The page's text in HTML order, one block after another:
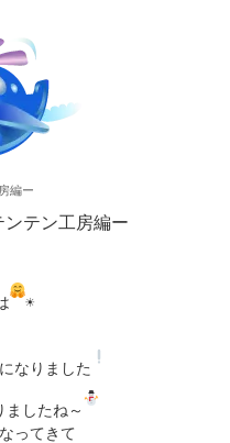
編ー
ンテン工房編ー
☀
なりました
ましたね～
ってきて